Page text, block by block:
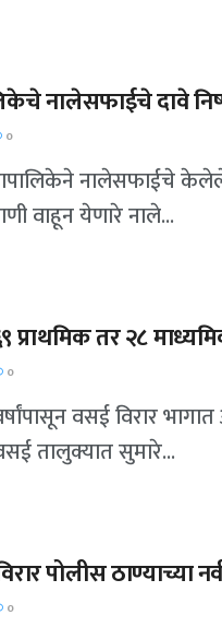
नालेसफाईचे दावे
0
नालेसफाईचे
वाहून येणारे नाले...
प्राथमिक तर २८
0
वसई विरार
तालुक्यात सुमारे...
पोलीस ठाण्याच्या
0